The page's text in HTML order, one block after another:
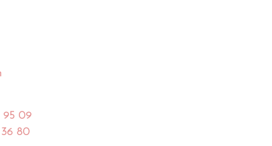
95 09
80